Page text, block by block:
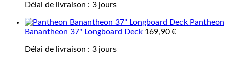
Délai de livraison : 3 jours
Pantheon
Banantheon 37" Longboard Deck 169,90 €
Délai de livraison : 3 jours